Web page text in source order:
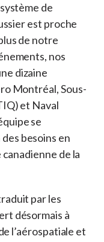
de
est proche
de notre
nos
dizaine
Montréal, Sous-
et Naval
se
besoins en
de la
par les
désormais à
l’aérospatiale et